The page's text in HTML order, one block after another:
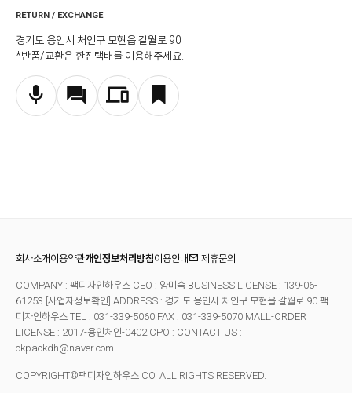
RETURN / EXCHANGE
경기도 용인시 처인구 모현읍 갈월로 90
*반품/교환은 한진택배를 이용해주세요.
회사소개이용약관개인정보처리방침이용안내 제휴문의
COMPANY : 팩디자인하우스 CEO : 양미숙 BUSINESS LICENSE : 139-06-
61253 [사업자정보확인] ADDRESS : 경기도 용인시 처인구 모현읍 갈월로 90 팩
디자인하우스 TEL : 031-339-5060 FAX : 031-339-5070 MALL-ORDER
LICENSE : 2017-용인처인-0402 CPO : CONTACT US :
okpackdh@naver.com
COPYRIGHT©팩디자인하우스 CO. ALL RIGHTS RESERVED.